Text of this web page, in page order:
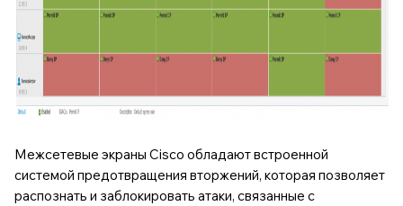
Межсетевые экраны Cisco обладают встроенной
системой предотвращения вторжений, которая позволяет
распознать и заблокировать атаки, связанные с